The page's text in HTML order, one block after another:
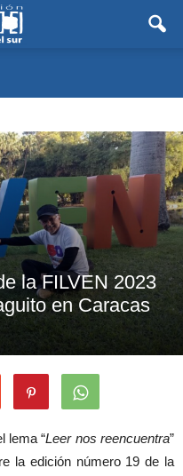
la FILVEN 2023
en Caracas
lema “Leer nos reencuentra”
la edición número 19 de la